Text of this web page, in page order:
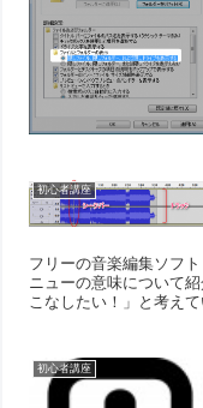
初心者講座
フリーの音楽編集ソフ
ニューの意味について
こなしたい！」と考え
初心者講座